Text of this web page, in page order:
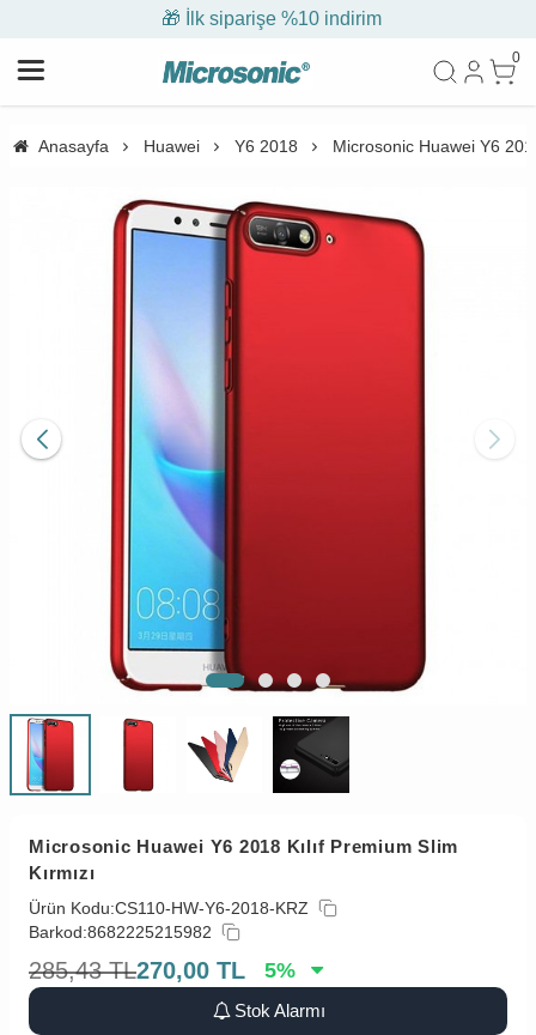
🎁 İlk siparişe %10 indirim
0
Anasayfa Huawei Y6 2018 Microsonic Huawei Y6
Microsonic Huawei Y6 2018 Kılıf Premium Slim
Kırmızı
Ürün Kodu:CS110-HW-Y6-2018-KRZ
Barkod:8682225215982
285,43 TL270,00 TL 5%
Stok Alarmı